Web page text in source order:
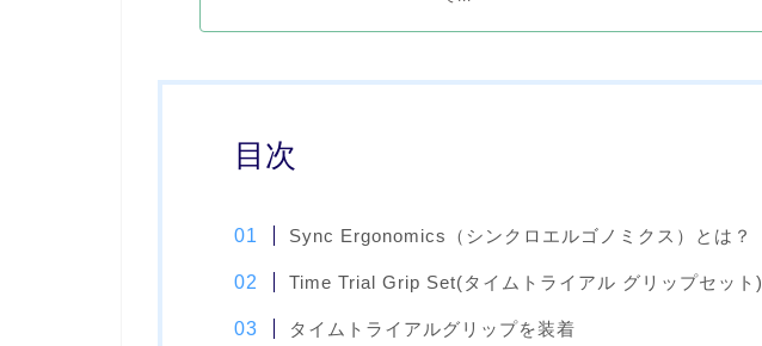
目次
Sync Ergonomics（シンクロエルゴノミクス）とは？
Time Trial Grip Set(タイムトライアル グリップセット)
タイムトライアルグリップを装着